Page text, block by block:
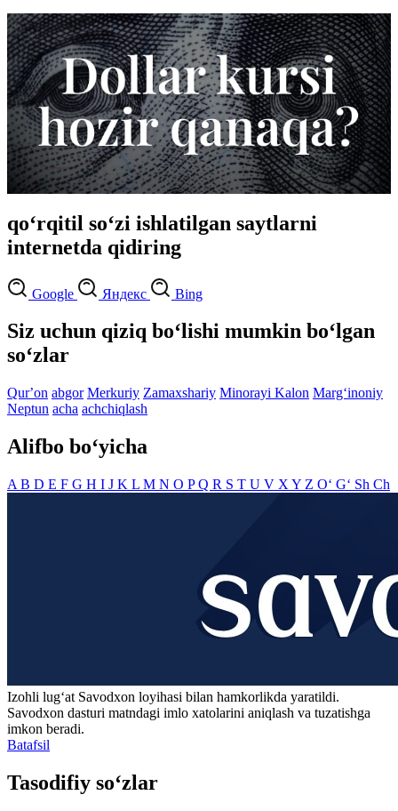
qo‘rqitil so‘zi ishlatilgan saytlarni
internetda qidiring
Google Яндекс Bing
Siz uchun qiziq bo‘lishi mumkin bo‘lgan
so‘zlar
Qurʼon abgor Merkuriy Zamaxshariy Minorayi Kalon Marg‘inoniy
Neptun acha achchiqlash
Alifbo bo‘yicha
A B D E F G H I J K L M N O PQ R S T U V X Y Z O‘ G‘ Sh Ch
Izohli lugʻat Savodxon loyihasi bilan hamkorlikda yaratildi.
Savodxon dasturi matndagi imlo xatolarini aniqlash va tuzatishga
imkon beradi.
Batafsil
Tasodifiy so‘zlar